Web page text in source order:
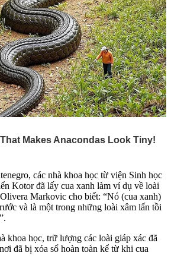
các nhà khoa học từ viện Sinh học
Kotor đã lấy cua xanh làm ví dụ về loài
Markovic cho biết: “Nó (cua xanh)
và là một trong những loài xâ‌m lấ‌n tồi
khoa học, trữ lượng các loài giáp xác đã
đã bị xóa sổ hoàn toàn kể từ khi cua